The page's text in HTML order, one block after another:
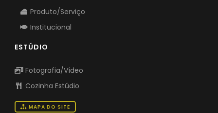
Produto/Serviço
Institucional
ESTÚDIO
Fotografia/Vídeo
Cozinha Estúdio
MAPA DO SITE